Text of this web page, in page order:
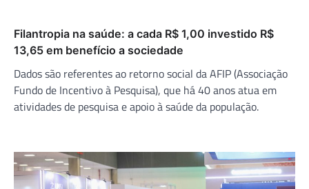
Filantropia na saúde: a cada R$ 1,00 investido R$
13,65 em benefício a sociedade
Dados são referentes ao retorno social da AFIP (Associação
Fundo de Incentivo à Pesquisa), que há 40 anos atua em
atividades de pesquisa e apoio à saúde da população.